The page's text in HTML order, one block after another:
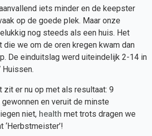
iets minder en de keepster
op de goede plek. Maar onze
nog steeds als een huis. Het
die we om de oren kregen kwam dan
De einduitslag werd uiteindelijk 2-14 in
Huissen.
er nu op met als resultaat: 9
gewonnen en veruit de minste
niet, health met trots dragen we
‘Herbstmeister’!